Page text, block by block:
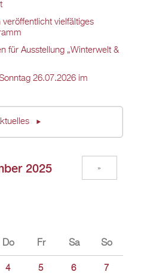
vielfältiges
für Ausstellung „Winterwelt &
26.07.2026 im
2025 »
Do Fr Sa So
4 5 6 7